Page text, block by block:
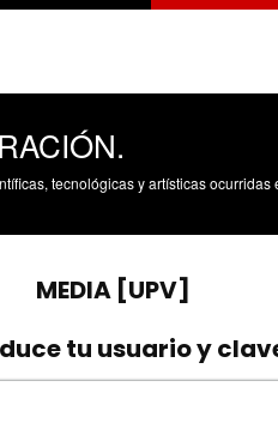
y artísticas ocurridas en los tres